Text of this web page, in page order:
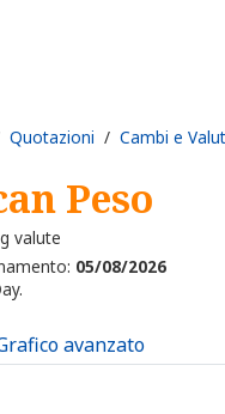
Quotazioni / Cambi e
Peso
valute
05/08/2026
avanzato